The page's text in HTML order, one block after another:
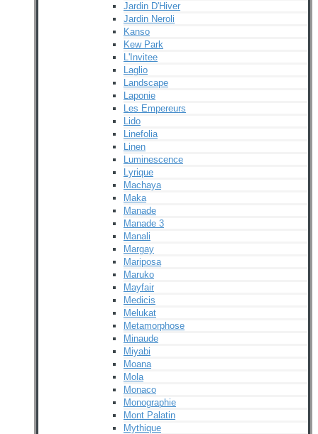
Jardin D'Hiver
Jardin Neroli
Kanso
Kew Park
L'Invitee
Laglio
Landscape
Laponie
Les Empereurs
Lido
Linefolia
Linen
Luminescence
Lyrique
Machaya
Maka
Manade
Manade 3
Manali
Margay
Mariposa
Maruko
Mayfair
Medicis
Melukat
Metamorphose
Minaude
Miyabi
Moana
Mola
Monaco
Monographie
Mont Palatin
Mythique